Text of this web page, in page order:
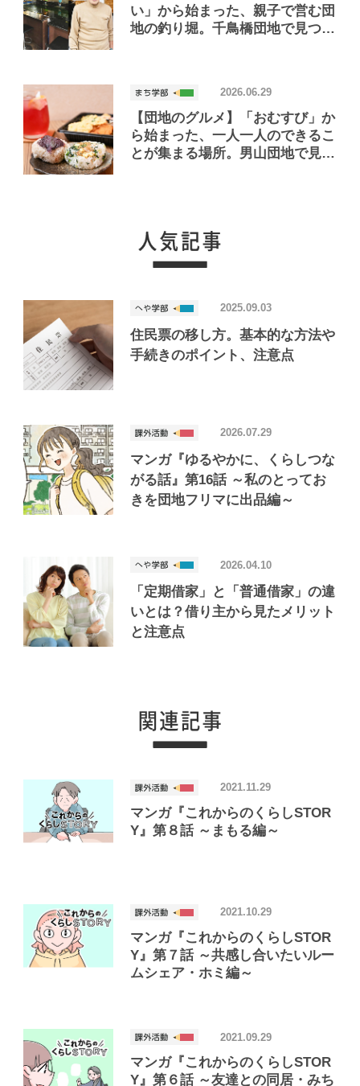
い」から始まった、親子で営む団
地の釣り堀。千鳥橋団地で見つけ
【団地のグルメ】「おむすび」か
ら始まった、一人一人のできるこ
とが集まる場所。男山団地で見つ
2026.06.29
住民票の移し方。基本的な方法や
手続きのポイント、注意点
2025.09.03
マンガ『ゆるやかに、くらしつな
がる話』第16話 ～私のとってお
きを団地フリマに出品編～
2026.07.29
「定期借家」と「普通借家」の違
いとは？借り主から見たメリット
と注意点
2026.04.10
マンガ『これからのくらしSTOR
Y』第８話 ～まもる編～
2021.11.29
マンガ『これからのくらしSTOR
Y』第７話 ～共感し合いたいルー
ムシェア・ホミ編～
2021.10.29
マンガ『これからのくらしSTOR
Y』第６話 ～友達との同居・みち
2021.09.29